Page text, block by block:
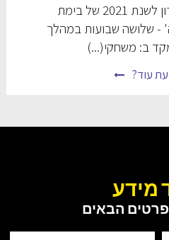
פעילות קיץ בתיאטרון לשנת 2021 של בימת
- שלושה שבועות במהלך
ב: משחקי(...)
עוד?
מידע
הבאים